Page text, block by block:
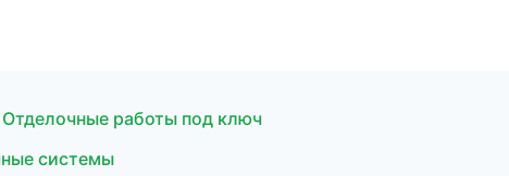
работы под ключ
системы